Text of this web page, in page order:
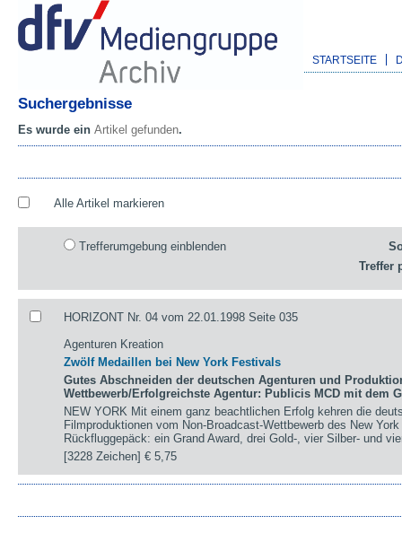
STARTSEITE
Suchergebnisse
Es wurde ein Artikel gefunden.
Alle Artikel markieren
Trefferumgebung einblenden
Treffer
HORIZONT Nr. 04 vom 22.01.1998 Seite 035
Agenturen Kreation
Zwölf Medaillen bei New York Festivals
Gutes Abschneiden der deutschen Agenturen und
Wettbewerb/Erfolgreichste Agentur: Publicis MCD mit dem
NEW YORK Mit einem ganz beachtlichen Erfolg kehren die
Filmproduktionen vom Non-Broadcast-Wettbewerb des New
Rückfluggepäck: ein Grand Award, drei Gold-, vier Silber- und
[3228 Zeichen]€ 5,75